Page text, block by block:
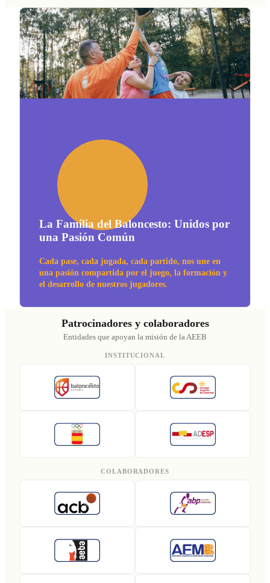
La Familia del Baloncesto: Unidos por
una Pasión Común
Cada pase, cada jugada, cada partido, nos une en
una pasión compartida por el juego, la formación y
el desarrollo de nuestros jugadores.
Patrocinadores y colaboradores
Entidades que apoyan la misión de la AEEB
INSTITUCIONAL
COLABORADORES